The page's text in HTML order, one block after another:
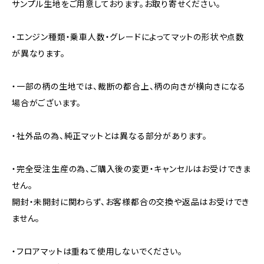
サンプル生地をご用意しております。お取り寄せください。
・エンジン種類・乗車人数・グレードによってマットの形状や点数
が異なります。
・一部の柄の生地では、裁断の都合上、柄の向きが横向きになる
場合がございます。
・社外品の為、純正マットとは異なる部分があります。
・完全受注生産の為、ご購入後の変更・キャンセルはお受けできま
せん。
開封・未開封に関わらず、お客様都合の交換や返品はお受けでき
ません。
・フロアマットは重ねて使用しないでください。